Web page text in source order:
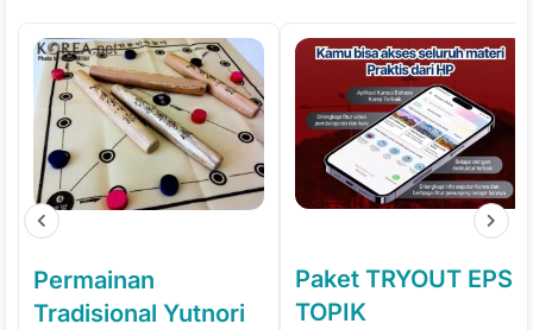
Permainan
Tradisional Yutnori
Paket TRYOUT EPS
TOPIK